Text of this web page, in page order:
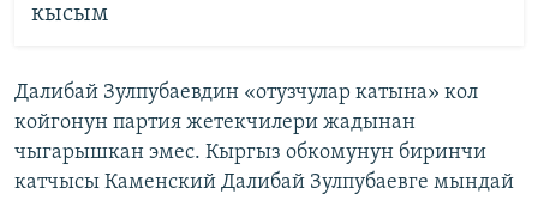
кысым
Далибай Зулпубаевдин «отузчулар катына» кол
койгонун партия жетекчилери жадынан
чыгарышкан эмес. Кыргыз обкомунун биринчи
катчысы Каменский Далибай Зулпубаевге мындай